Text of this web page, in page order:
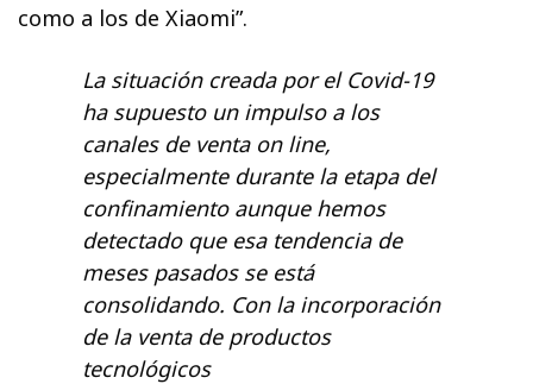
como a los de Xiaomi”.
La situación creada por el Covid-19
ha supuesto un impulso a los
canales de venta on line,
especialmente durante la etapa del
confinamiento aunque hemos
detectado que esa tendencia de
meses pasados se está
consolidando. Con la incorporación
de la venta de productos
tecnológicos